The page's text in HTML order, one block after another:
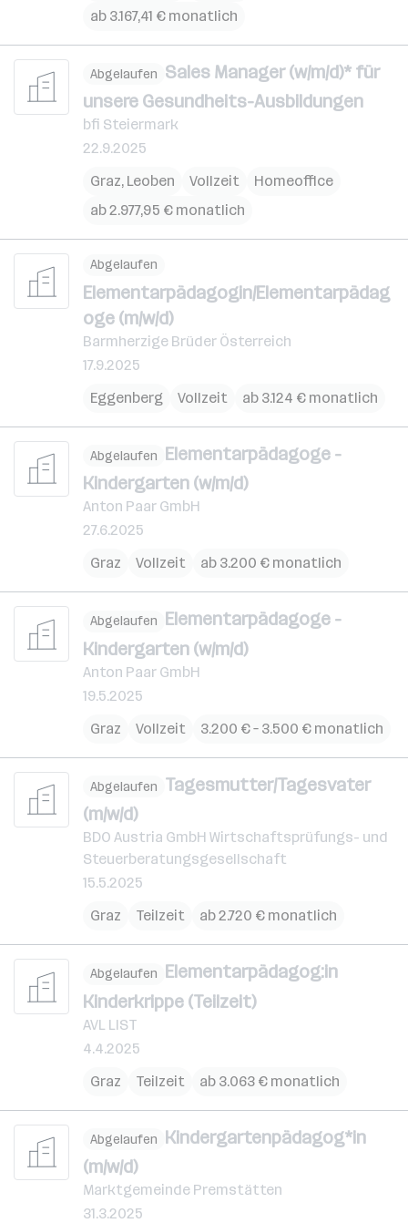
ab 3.167,41 € monatlich
Abgelaufen Sales Manager (w/m/d)* für
unsere Gesundheits-Ausbildungen
bfi Steiermark
22.9.2025
Graz, Leoben Vollzeit
Homeoffice
ab 2.977,95 € monatlich
Abgelaufen
Elementarpädagogin/Elementarpädag
oge (m/w/d)
Barmherzige Brüder Österreich
17.9.2025
Eggenberg
Vollzeit ab 3.124 € monatlich
Abgelaufen Elementarpädagoge -
Kindergarten (w/m/d)
Anton Paar GmbH
27.6.2025
Graz
Vollzeit ab 3.200 € monatlich
Abgelaufen Elementarpädagoge -
Kindergarten (w/m/d)
Anton Paar GmbH
19.5.2025
Graz
Vollzeit 3.200 € – 3.500 € monatlich
Abgelaufen Tagesmutter/Tagesvater
(m/w/d)
BDO Austria GmbH Wirtschaftsprüfungs- und
Steuerberatungsgesellschaft
15.5.2025
Graz
Teilzeit ab 2.720 € monatlich
Abgelaufen Elementarpädagog:in
Kinderkrippe (Teilzeit)
AVL LIST
4.4.2025
Graz
Teilzeit ab 3.063 € monatlich
Abgelaufen Kindergartenpädagog*in
(m/w/d)
Marktgemeinde Premstätten
31.3.2025